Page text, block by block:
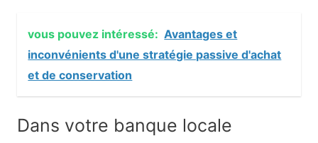
vous pouvez intéressé: Avantages et
inconvénients d'une stratégie passive d'achat
et de conservation
Dans votre banque locale